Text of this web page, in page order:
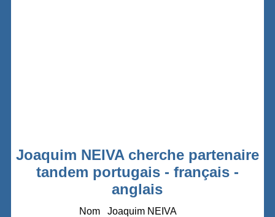
Joaquim NEIVA cherche partenaire
tandem portugais - français -
anglais
Nom
Joaquim NEIVA